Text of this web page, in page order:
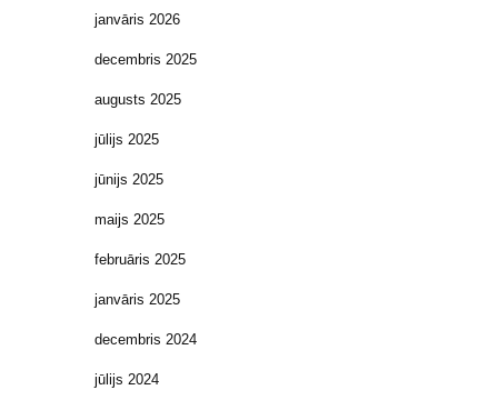
janvāris 2026
decembris 2025
augusts 2025
jūlijs 2025
jūnijs 2025
maijs 2025
februāris 2025
janvāris 2025
decembris 2024
jūlijs 2024